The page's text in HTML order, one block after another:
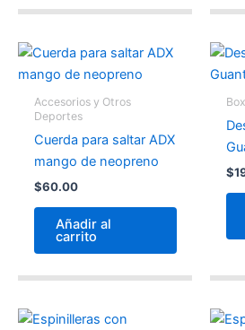
Accesorios y Otros
Deportes
Cuerda para saltar ADX
mango de neopreno
$60.00
Añadir al
carrito
$